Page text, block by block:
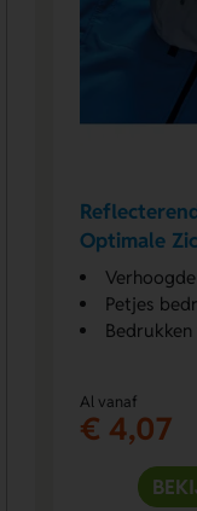
Optimale
Petjes
Al vanaf
€ 4,07